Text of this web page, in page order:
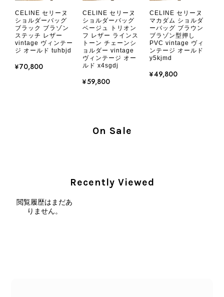
2026/08/05
とても気に入りました、目立たないシャネルのロゴがとてもいい
です
この度はご購入いただき、そして素敵
心いたしました。 また、商品からヴ
す。 また気になる商品やご不明な点
CELINE セリーヌ
ショルダーバッグ
ブラック ブラゾン
ステッチ レザー
vintage ヴィンテー
ジ オールド tuhbjd
¥70,800
CELINE セリーヌ
ショルダーバッグ
ベージュ トリオン
フ レザー ラインス
トーン チェーンシ
ョルダー vintage
ヴィンテージ オー
ルド x4sgdj
¥59,800
CELINE セリーヌ
マカダム ショルダ
ーバッグ ブラウン
ブラゾン型押し
PVC vintage ヴィ
ンテージ オールド
y5kjmd
¥49,800
On Sale
Recently Viewed
閲覧履歴はまだあ
りません。